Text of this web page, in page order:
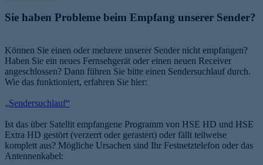
Sie haben Probleme beim Empfang unserer Sender?
Können Sie einen oder mehrere unserer Sender nicht empfangen?
Haben Sie ein neues Fernsehgerät oder einen neuen Receiver
angeschlossen? Dann führen Sie bitte einen Sendersuchlauf durch.
Wie das funktioniert, erfahren Sie hier:
„Sendersuchlauf“
Ist das über Satellit empfangene Programm von HSE HD und HSE
Extra HD gestört (verzerrt oder gerastert) oder fällt teilweise
komplett aus? Mögliche Ursachen sind Ihr Festnetztelefon oder das
Antennenkabel: